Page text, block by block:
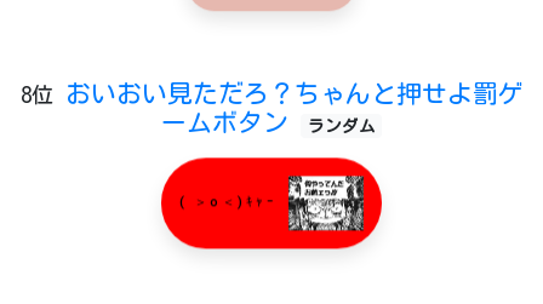
8位
おいおい見ただろ？ちゃんと押せよ罰ゲ
ームボタン
ランダム
( ＞o＜)ｷｬｰ